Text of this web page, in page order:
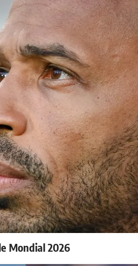
Mondial 2026